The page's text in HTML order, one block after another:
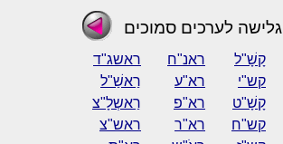
גלישה לערכים סמוכים
קָשָׁ"ל ראנ"ח
ראשג"ד
קש"י רא"ע
רַאשַׁ"ל
קָשָׁ"ט רא"פ
רַאשְלָ"צ
קש"ח רא"ר
ראש"צ